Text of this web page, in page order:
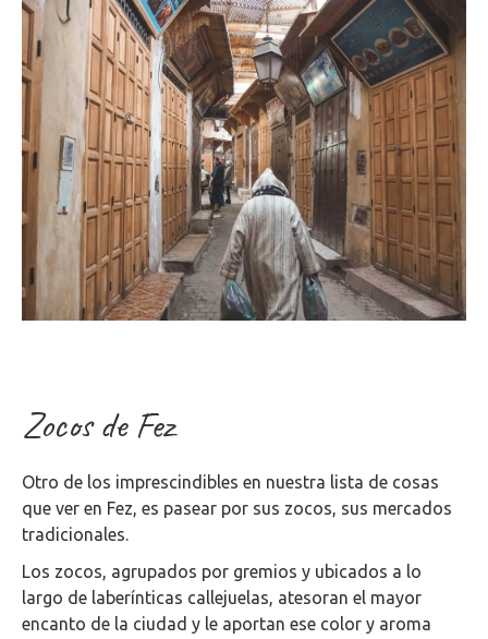
Zocos de Fez
Otro de los imprescindibles en nuestra lista de cosas
que ver en Fez, es pasear por sus zocos, sus mercados
tradicionales.
Los zocos, agrupados por gremios y ubicados a lo
largo de laberínticas callejuelas, atesoran el mayor
encanto de la ciudad y le aportan ese color y aroma